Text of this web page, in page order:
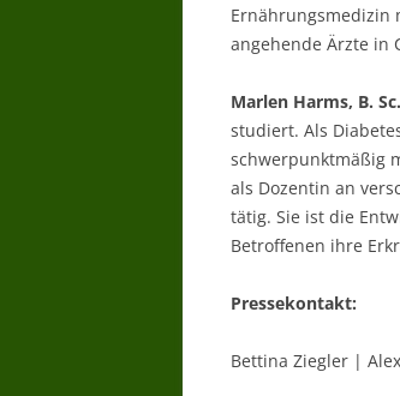
Ernährungsmedizin
angehende Ärzte in
Marlen Harms, B. Sc.
studiert. Als
schwerpunktmäßig
als Dozentin an
tätig. Sie ist die
Betroffenen ihre
Pressekontakt:
Bettina Ziegler |